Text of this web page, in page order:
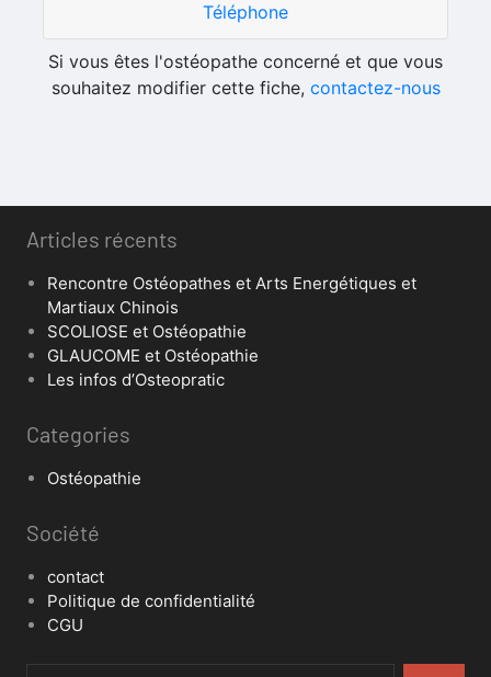
Téléphone
Si vous êtes l'ostéopathe concerné et que vous
souhaitez modifier cette fiche, contactez-nous
Articles récents
Rencontre Ostéopathes et Arts Energétiques et
Martiaux Chinois
SCOLIOSE et Ostéopathie
GLAUCOME et Ostéopathie
Les infos d’Osteopratic
Categories
Ostéopathie
Société
contact
Politique de confidentialité
CGU